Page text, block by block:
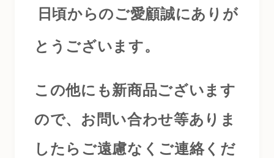
日頃からのご愛顧誠にありが
とうございます。
この他にも新商品ございます
ので、お問い合わせ等ありま
したらご遠慮なくご連絡くだ